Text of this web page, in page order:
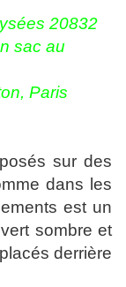
sac au
Paris
sur des
dans les
est un
sombre et
derrière